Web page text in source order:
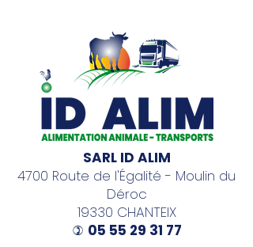
SARL ID ALIM
4700 Route de l'Égalité - Moulin du
Déroc
19330 CHANTEIX
) 05 55 29 31 77